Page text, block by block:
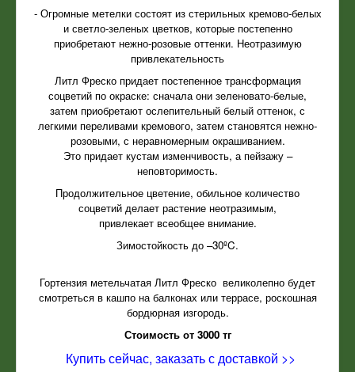
- Огромные метелки состоят из стерильных кремово-белых
и светло-зеленых цветков, которые постепенно
приобретают нежно-розовые оттенки. Неотразимую
привлекательность
Литл Фреско придает постепенное трансформация
соцветий по окраске: сначала они зеленовато-белые,
затем приобретают ослепительный белый оттенок, с
легкими переливами кремового, затем становятся нежно-
розовыми, с неравномерным окрашиванием.
Это придает кустам изменчивость, а пейзажу –
неповторимость.
Продолжительное цветение, обильное количество
соцветий делает растение неотразимым,
привлекает всеобщее внимание.
Зимостойкость до –30ºC.
Гортензия метельчатая Литл Фреско великолепно будет
смотреться в кашпо на балконах или террасе, роскошная
бордюрная изгородь.
Стоимость от 3000 тг
Купить сейчас, заказать с доставкой >>